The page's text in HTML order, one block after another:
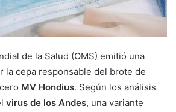
de la Salud (OMS) emitió una
la cepa responsable del brote de
MV Hondius. Según los análisis
virus de los Andes, una variante